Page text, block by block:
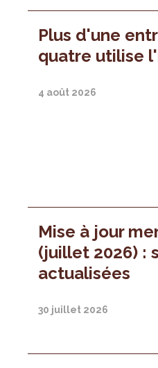
Plus d'une
quatre utilise
4 août 2026
Mise à jour
(juillet 2026) :
actualisées
30 juillet 2026